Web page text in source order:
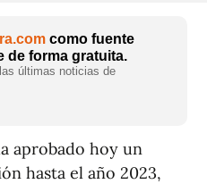
como fuente
de forma gratuita.
últimas noticias de
aprobado hoy un
hasta el año 2023,